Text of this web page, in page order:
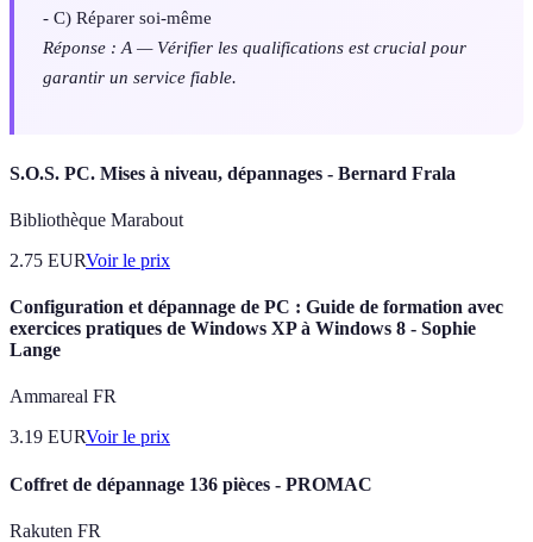
- C) Réparer soi-même
Réponse : A — Vérifier les qualifications est crucial pour
garantir un service fiable.
S.O.S. PC. Mises à niveau, dépannages - Bernard Frala
Bibliothèque Marabout
2.75 EURVoir le prix
Configuration et dépannage de PC : Guide de formation avec
exercices pratiques de Windows XP à Windows 8 - Sophie
Lange
Ammareal FR
3.19 EURVoir le prix
Coffret de dépannage 136 pièces - PROMAC
Rakuten FR